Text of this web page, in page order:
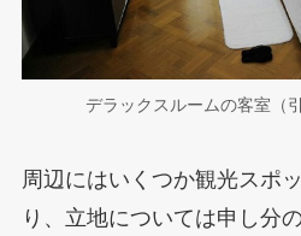
デラックスルームの客室（
周辺にはいくつか観光スポ
り、立地については申し分